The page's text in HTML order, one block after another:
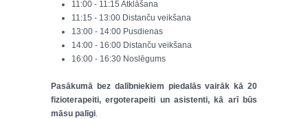
11:00 - 11:15 Atklāšana
11:15 - 13:00 Distanču veikšana
13:00 - 14:00 Pusdienas
14:00 - 16:00 Distanču veikšana
16:00 - 16:30 Noslēgums
Pasākumā bez dalībniekiem piedalās vairāk kā 20
fizioterapeiti, ergoterapeiti un asistenti, kā arī būs
māsu palīgi.